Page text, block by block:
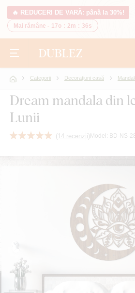
🔥 REDUCERI DE VARĂ: până la 30%!
Mai rămâne - 17o : 2m : 35s
Categorii Decorațiuni casă
Dream mandala din
Lunii
( 14 recenzii) Model: BD-NS-